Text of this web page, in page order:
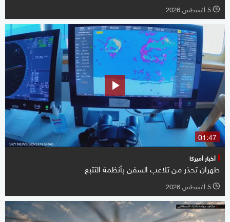
l 5 أغسطس 2026
01:47
أخبار أميركا
طهران تحذر من تلاعب السفن بأنظمة التتبع
l 5 أغسطس 2026